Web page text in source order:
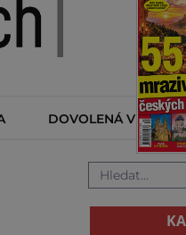
DOVOLENÁ V